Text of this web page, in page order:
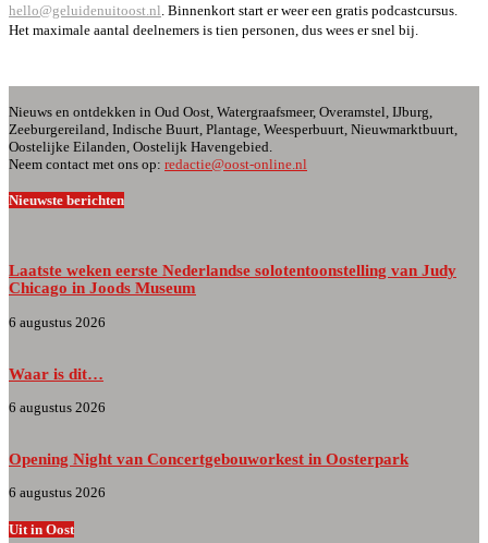
hello@geluidenuitoost.nl . Binnenkort start er weer een gratis podcastcursus.
Het maximale aantal deelnemers is tien personen, dus wees er snel bij.
Nieuws en ontdekken in Oud Oost, Watergraafsmeer, Overamstel, IJburg,
Zeeburgereiland, Indische Buurt, Plantage, Weesperbuurt, Nieuwmarktbuurt,
Oostelijke Eilanden, Oostelijk Havengebied.
Neem contact met ons op: redactie@oost-online.nl
Nieuwste berichten
Laatste weken eerste Nederlandse solotentoonstelling van Judy
Chicago in Joods Museum
6 augustus 2026
Waar is dit…
6 augustus 2026
Opening Night van Concertgebouworkest in Oosterpark
6 augustus 2026
Uit in Oost